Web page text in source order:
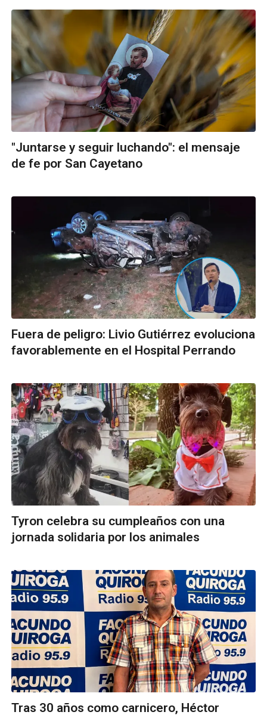
"Juntarse y seguir luchando": el mensaje
de fe por San Cayetano
Fuera de peligro: Livio Gutiérrez evoluciona
favorablemente en el Hospital Perrando
Tyron celebra su cumpleaños con una
jornada solidaria por los animales
Tras 30 años como carnicero, Héctor